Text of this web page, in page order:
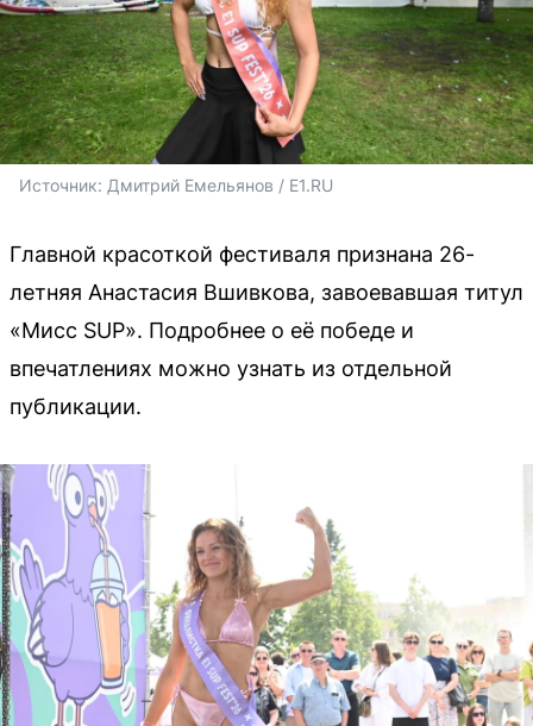
Источник: Дмитрий Емельянов / E1.RU
Главной красоткой фестиваля признана 26-
летняя Анастасия Вшивкова, завоевавшая титул
«Мисс SUP». Подробнее о её победе и
впечатлениях можно узнать из отдельной
публикации.